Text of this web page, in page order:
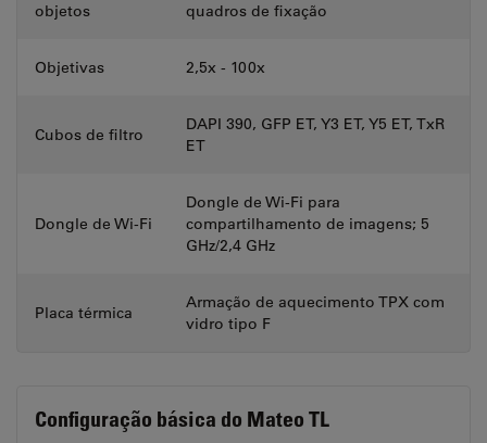
objetos
quadros de fixação
Objetivas 2,5x - 100x
Cubos de filtro
DAPI 390, GFP ET, Y3 ET, Y5 ET, TxR
ET
Dongle de Wi-Fi
Dongle de Wi-Fi para
compartilhamento de imagens; 5
GHz/2,4 GHz
Placa térmica
Armação de aquecimento TPX com
vidro tipo F
Configuração básica do Mateo TL